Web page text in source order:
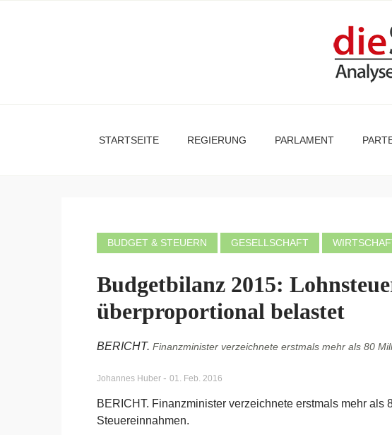
STARTSEITE REGIERUNG PARLAMENT
BUDGET & STEUERN GESELLSCHAFT
Budgetbilanz 2015:
überproportional belastet
BERICHT. Finanzminister verzeichnete erstmals mehr als 80
Johannes Huber - 01. Feb. 2016
BERICHT. Finanzminister verzeichnete erstmals mehr als
Steuereinnahmen.